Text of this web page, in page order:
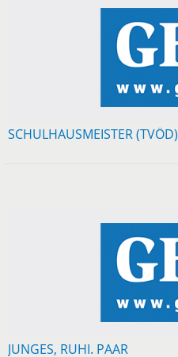
SCHULHAUSMEISTER (TVÖD)
JUNGES, RUHI. PAAR